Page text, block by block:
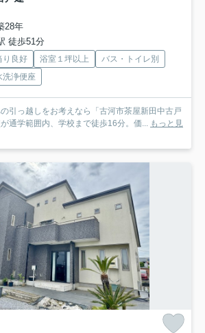
28年
徒歩51分
り良好 浴室１坪以上
バス・トイレ別
洗浄便座
引っ越しをお考えなら「古河市茶屋新田中古戸
通学範囲内、学校まで徒歩16分。価... もっと見